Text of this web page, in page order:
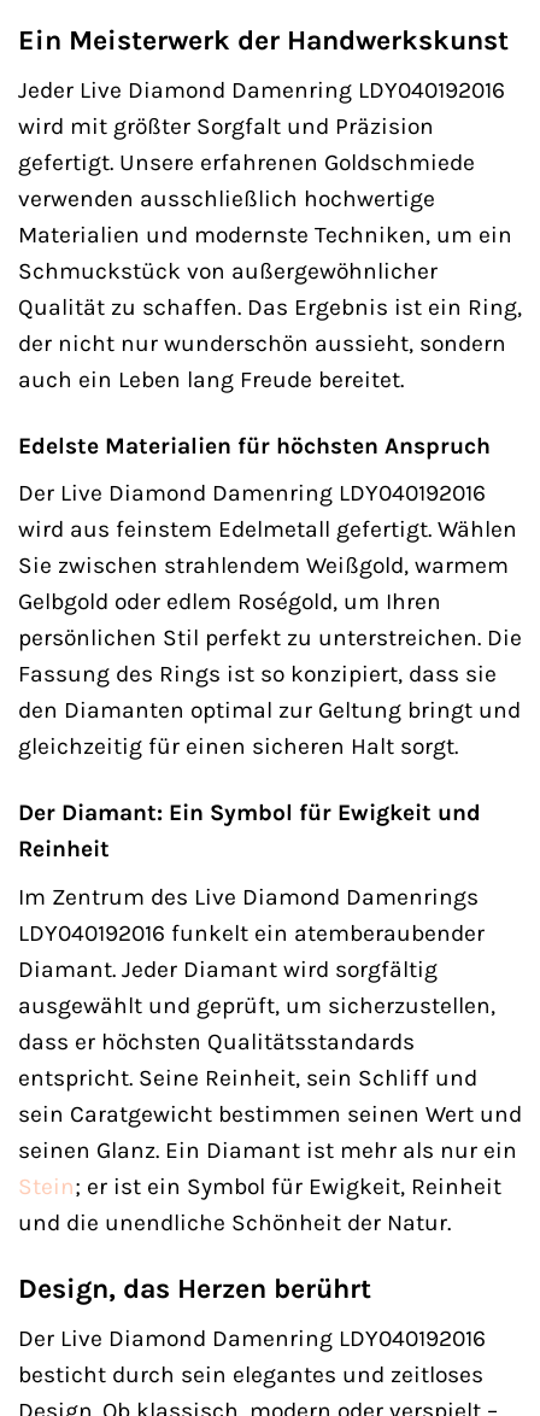
Ein Meisterwerk der Handwerkskunst
Jeder Live Diamond Damenring LDY040192016
wird mit größter Sorgfalt und Präzision
gefertigt. Unsere erfahrenen Goldschmiede
verwenden ausschließlich hochwertige
Materialien und modernste Techniken, um ein
Schmuckstück von außergewöhnlicher
Qualität zu schaffen. Das Ergebnis ist ein Ring,
der nicht nur wunderschön aussieht, sondern
auch ein Leben lang Freude bereitet.
Edelste Materialien für höchsten Anspruch
Der Live Diamond Damenring LDY040192016
wird aus feinstem Edelmetall gefertigt. Wählen
Sie zwischen strahlendem Weißgold, warmem
Gelbgold oder edlem Roségold, um Ihren
persönlichen Stil perfekt zu unterstreichen. Die
Fassung des Rings ist so konzipiert, dass sie
den Diamanten optimal zur Geltung bringt und
gleichzeitig für einen sicheren Halt sorgt.
Der Diamant: Ein Symbol für Ewigkeit und
Reinheit
Im Zentrum des Live Diamond Damenrings
LDY040192016 funkelt ein atemberaubender
Diamant. Jeder Diamant wird sorgfältig
ausgewählt und geprüft, um sicherzustellen,
dass er höchsten Qualitätsstandards
entspricht. Seine Reinheit, sein Schliff und
sein Caratgewicht bestimmen seinen Wert und
seinen Glanz. Ein Diamant ist mehr als nur ein
Stein; er ist ein Symbol für Ewigkeit, Reinheit
und die unendliche Schönheit der Natur.
Design, das Herzen berührt
Der Live Diamond Damenring LDY040192016
besticht durch sein elegantes und zeitloses
Design. Ob klassisch, modern oder verspielt –